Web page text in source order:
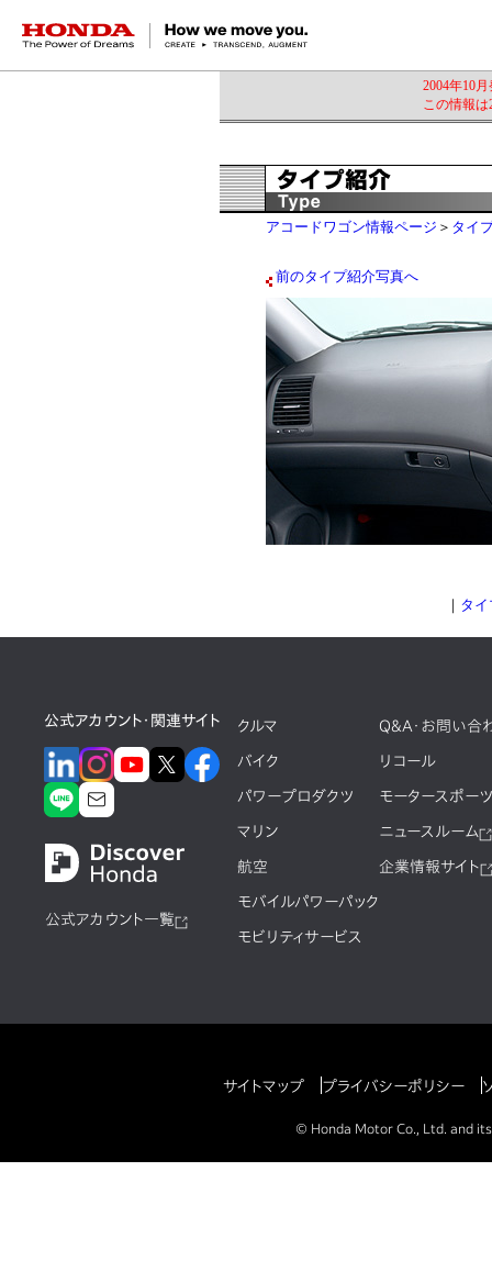
HONDA The Power of Dreams
2004年10
この情報
アコードワゴン情報ページ ＞ タイ
前のタイプ紹介写真へ
｜ タ
公式アカウント・関連サイト
公式アカウント一覧
クルマ
バイク
パワープロダクツ
マリン
航空
モバイルパワーパック
モビリティサービス
Q&A・お問い合
リコール
モータースポーツ
ニュースルーム
企業情報サイト
サイトマップ プライバシーポリシー
© Honda Motor Co., Ltd. and